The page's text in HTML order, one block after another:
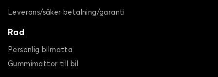
Leverans/säker betalning/garanti
Rad
Personlig bilmatta
Gummimattor till bil